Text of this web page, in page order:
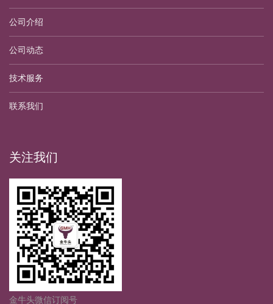
公司介绍
公司动态
技术服务
联系我们
关注我们
金牛头微信订阅号